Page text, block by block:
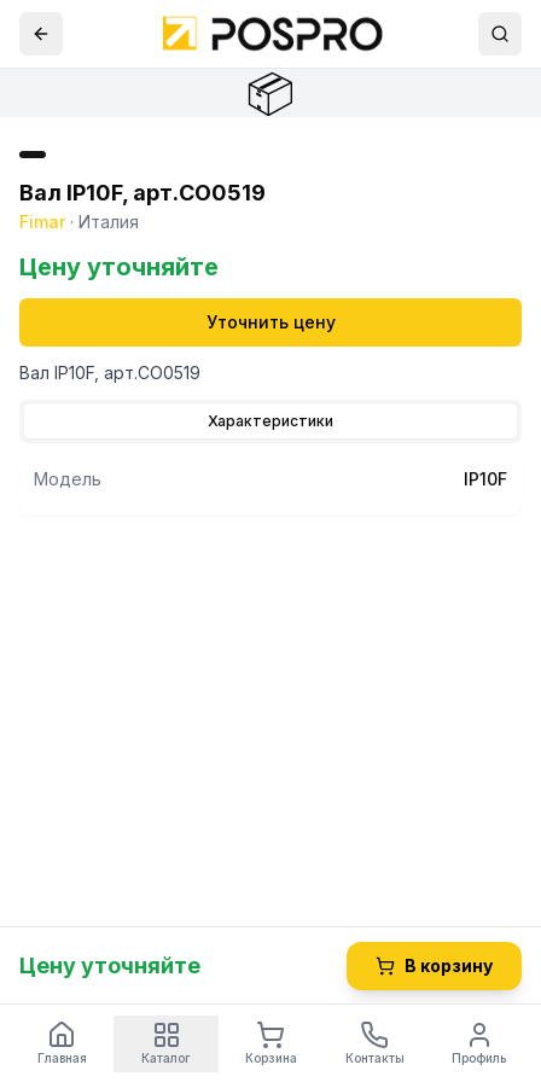
📦
Вал IP10F, арт.CO0519
Fimar· Италия
Цену уточняйте
Уточнить цену
Вал IP10F, арт.CO0519
Характеристики
Модель IP10F
Цену уточняйте В корзину
Главная Каталог Корзина Контакты Профиль